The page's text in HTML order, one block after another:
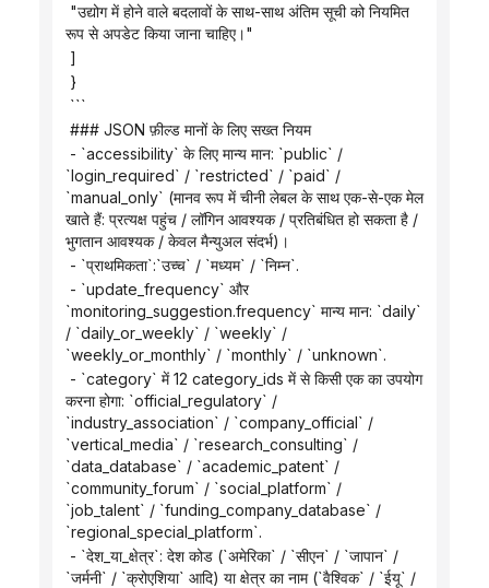
रूप से अपडेट किया जाना चाहिए।"
]
}
```
### JSON फ़ील्ड मानों के लिए सख्त नियम
`login_required` / `restricted` / `paid` /
`manual_only` (मानव रूप में चीनी लेबल के साथ एक-से-एक मेल
खाते हैं: प्रत्यक्ष पहुंच / लॉगिन आवश्यक / प्रतिबंधित हो सकता है /
भुगतान आवश्यक / केवल मैन्युअल संदर्भ)।
- `प्राथमिकता`:`उच्च` / `मध्यम` / `निम्न`.
`monitoring_suggestion.frequency` मान्य मान: `daily`
/ `daily_or_weekly` / `weekly` /
`weekly_or_monthly` / `monthly` / `unknown`.
करना होगा: `official_regulatory` /
`industry_association` / `company_official` /
`vertical_media` / `research_consulting` /
`data_database` / `academic_patent` /
`community_forum` / `social_platform` /
`job_talent` / `funding_company_database` /
`regional_special_platform`.
`जर्मनी` / `क्रोएशिया` आदि) या क्षेत्र का नाम (`वैश्विक` / `ईयू` /